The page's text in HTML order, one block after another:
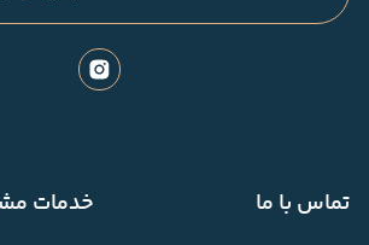
تماس با ما خدمات